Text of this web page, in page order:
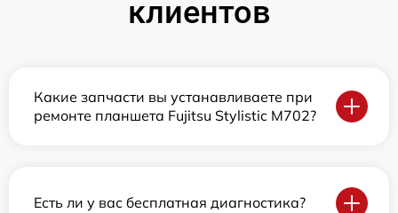
клиентов
Какие запчасти вы устанавливаете при
ремонте планшета Fujitsu Stylistic M702?
Есть ли у вас бесплатная диагностика?